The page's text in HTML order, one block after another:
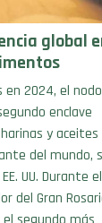
global
2024, el nodo
enclave
y aceites
del mundo,
UU. Durante
del Gran
segundo más